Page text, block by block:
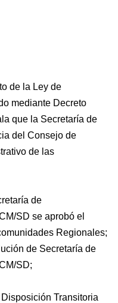
de la Ley de
mediante Decreto
que la Secretaría de
del Consejo de
de las
de
SD se aprobó el
Regionales;
de Secretaría de
SD;
Transitoria